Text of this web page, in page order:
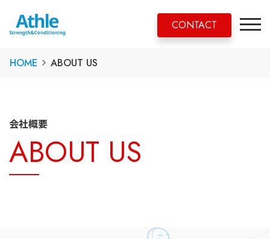
CONTACT
HOME ABOUT US
会社概要
ABOUT US